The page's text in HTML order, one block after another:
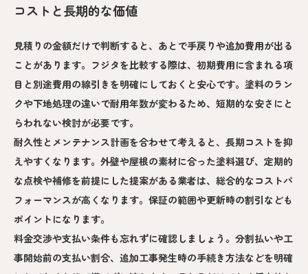
コストと長期的な価値
見積りの金額だけで判断すると、あとで手戻りや追加費用が出る
ことがあります。フジタを比較する際は、初期費用に含まれる項
目と別途費用の線引きを明確にしておくと安心です。塗料のラン
クや下地処理の違いで耐用年数が変わるため、短期的な安さにと
らわれない検討が必要です。
耐久性とメンテナンス計画を合わせて考えると、長期コストを抑
えやすくなります。外壁や屋根の素材に合った塗料選び、定期的
な点検や補修を前提にした提案がある業者は、総合的なコストパ
フォーマンスが高くなります。保証の範囲や更新時の割引なども
ポイントになります。
料金交渉や支払い条件も忘れずに確認しましょう。分割払いや工
事開始前の支払い割合、追加工事発生時の手続き方法などを明確